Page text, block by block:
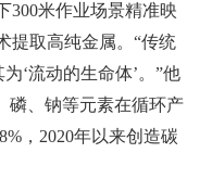
300米作业场景精准映
提取高纯金属。“传统
‘流动的生命体’。”他
磷、钠等元素在循环产
，2020年以来创造碳